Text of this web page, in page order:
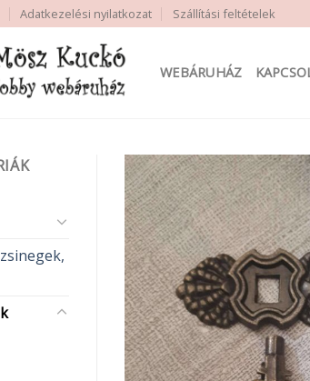
Adatkezelési nyilatkozat Szállítási feltételek
WEBÁRUHÁZ